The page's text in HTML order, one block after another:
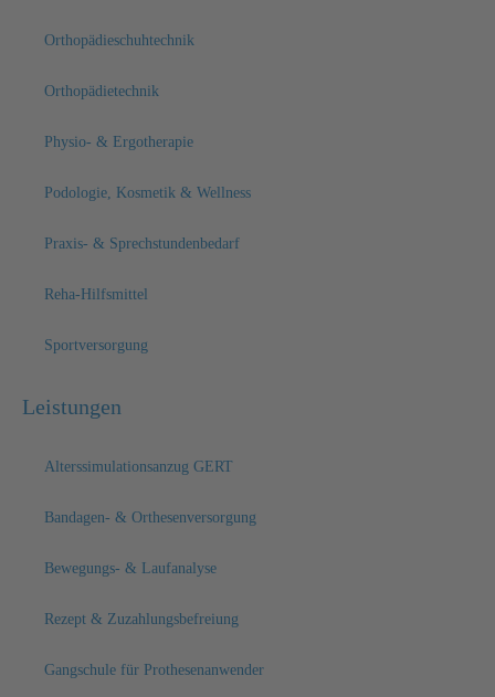
Orthopädieschuhtechnik
Orthopädietechnik
Physio- & Ergotherapie
Podologie, Kosmetik & Wellness
Praxis- & Sprechstundenbedarf
Reha-Hilfsmittel
Sportversorgung
Leistungen
Alterssimulationsanzug GERT
Bandagen- & Orthesenversorgung
Bewegungs- & Laufanalyse
Rezept & Zuzahlungsbefreiung
Gangschule für Prothesenanwender